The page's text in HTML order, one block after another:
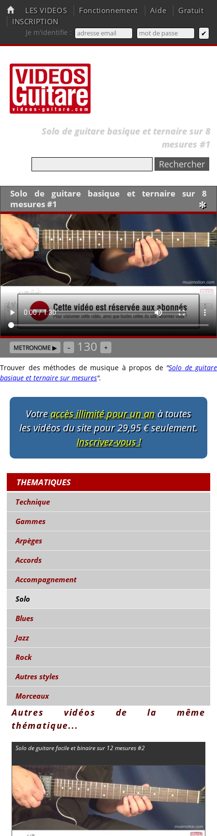
LES VIDEOS Fonctionnement Aide
Gratuit
INSCRIPTION
Je m'identifie :
Solo de guitare basique et ternaire sur 8
mesures #1
Solo de guitare basique et ternaire sur 8
mesures #1
✼
METRONOME ▶ – 130 +
Trouver des méthodes de musique à propos de "Solo de guitare
basique et ternaire sur mesures".
Votreaccès illimité pour un anà toutes
les vidéos du site pour 29,95 € seulement.
Inscrivez-vous !
THEMATIQUES
Technique
Gammes
Arpèges
Accords
Accompagnement
Solo
Blues
Jazz
Rock
Autres styles
Morceaux
Autres vidéos de la même
thématique...
Solo de guitare facile et binaire sur 12 mesures #2